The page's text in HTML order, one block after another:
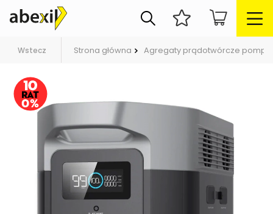
Wstecz Strona główna Agregaty prądotwórcze pompy